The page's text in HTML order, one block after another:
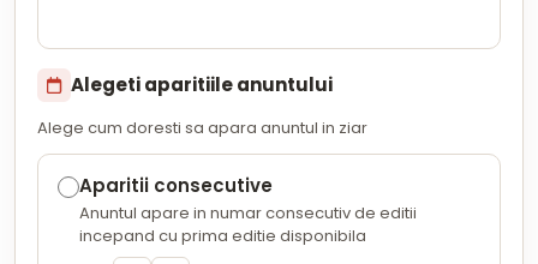
Alegeti aparitiile anuntului
Alege cum doresti sa apara anuntul in ziar
Aparitii consecutive
Anuntul apare in numar consecutiv de editii
incepand cu prima editie disponibila